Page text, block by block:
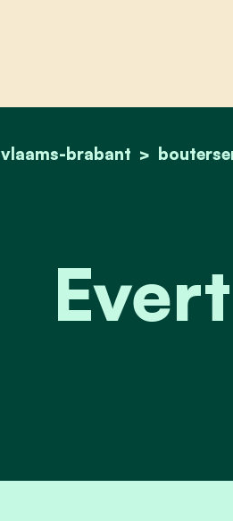
vlaams-brabant